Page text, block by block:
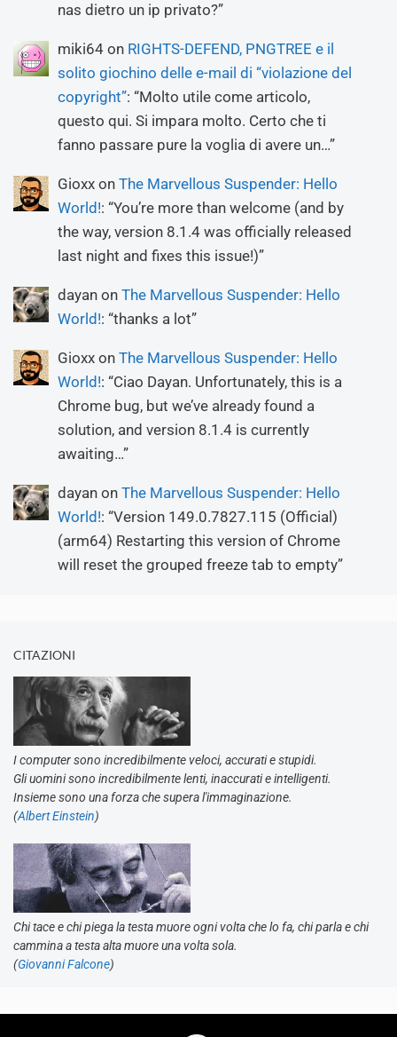
nas dietro un ip privato?”
miki64 on RIGHTS-DEFEND, PNGTREE e il
solito giochino delle e-mail di “violazione del
copyright”: “Molto utile come articolo,
questo qui. Si impara molto. Certo che ti
fanno passare pure la voglia di avere un…”
Gioxx on The Marvellous Suspender: Hello
World!: “You’re more than welcome (and by
the way, version 8.1.4 was officially released
last night and fixes this issue!)”
dayan on The Marvellous Suspender: Hello
World!: “thanks a lot”
Gioxx on The Marvellous Suspender: Hello
World!: “Ciao Dayan. Unfortunately, this is a
Chrome bug, but we’ve already found a
solution, and version 8.1.4 is currently
awaiting…”
dayan on The Marvellous Suspender: Hello
World!: “Version 149.0.7827.115 (Official)
(arm64) Restarting this version of Chrome
will reset the grouped freeze tab to empty”
CITAZIONI
I computer sono incredibilmente veloci, accurati e stupidi.
Gli uomini sono incredibilmente lenti, inaccurati e intelligenti.
Insieme sono una forza che supera l'immaginazione.
(Albert Einstein)
Chi tace e chi piega la testa muore ogni volta che lo fa, chi parla e chi
cammina a testa alta muore una volta sola.
(Giovanni Falcone)